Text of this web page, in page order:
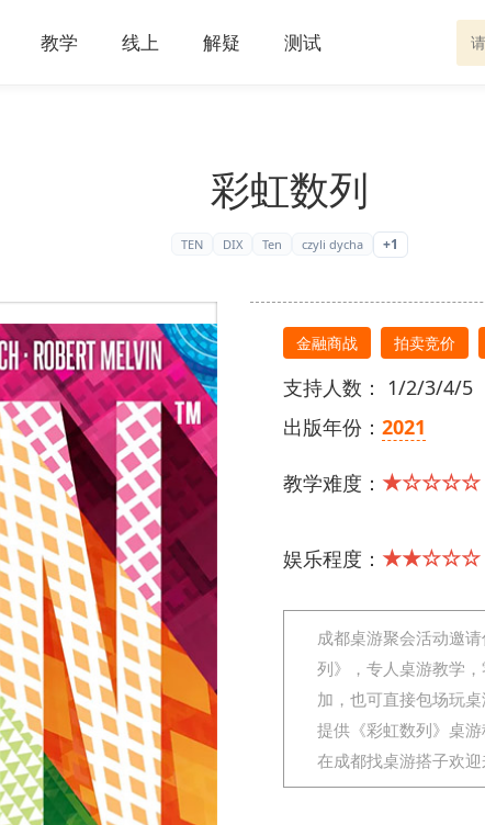
教学 线上 解疑 测试
彩虹数列
TEN DIX Ten czyli dycha +1
金融商战 拍卖竞价
支持人数： 1/2/3/4/5
出版年份： 2021
教学难度： ★☆☆☆☆
娱乐程度： ★★☆☆☆
成都桌游聚会活动邀
列》，专人桌游教学
加，也可直接包场玩
提供《彩虹数列》桌
在成都找桌游搭子欢